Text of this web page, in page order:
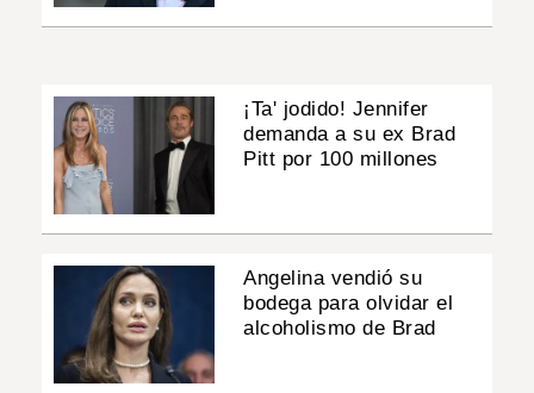
¡Ta' jodido! Jennifer
demanda a su ex Brad
Pitt por 100 millones
Angelina vendió su
bodega para olvidar el
alcoholismo de Brad